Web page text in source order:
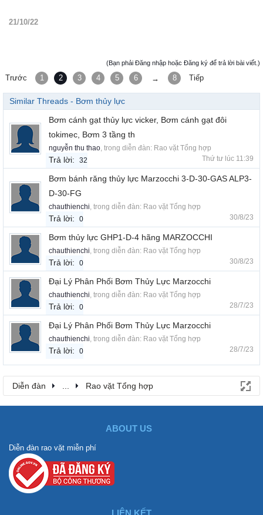
21/10/22
(Bạn phải Đăng nhập hoặc Đăng ký để trả lời bài viết.)
Trước 1 2 3 4 5 6 → 8 Tiếp
Similar Threads - Bơm thủy lực
Bơm cánh gạt thủy lực vicker, Bơm cánh gạt đôi
tokimec, Bơm 3 tầng th
nguyễn thu thao, trong diễn đàn: Rao vặt Tổng hợp
Trả lời: 32 Thứ tư lúc 11:39
Bơm bánh răng thủy lực Marzocchi 3-D-30-GAS ALP3-
D-30-FG
chauthienchi, trong diễn đàn: Rao vặt Tổng hợp
Trả lời: 0 30/8/23
Bơm thủy lực GHP1-D-4 hãng MARZOCCHI
chauthienchi, trong diễn đàn: Rao vặt Tổng hợp
Trả lời: 0 30/8/23
Đại Lý Phân Phối Bơm Thủy Lực Marzocchi
chauthienchi, trong diễn đàn: Rao vặt Tổng hợp
Trả lời: 0 28/7/23
Đại Lý Phân Phối Bơm Thủy Lực Marzocchi
chauthienchi, trong diễn đàn: Rao vặt Tổng hợp
Trả lời: 0 28/7/23
Diễn đàn ... Rao vặt Tổng hợp
ABOUT US
Diễn đàn rao vặt miễn phí